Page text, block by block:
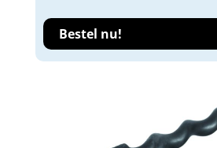
Bestel nu!